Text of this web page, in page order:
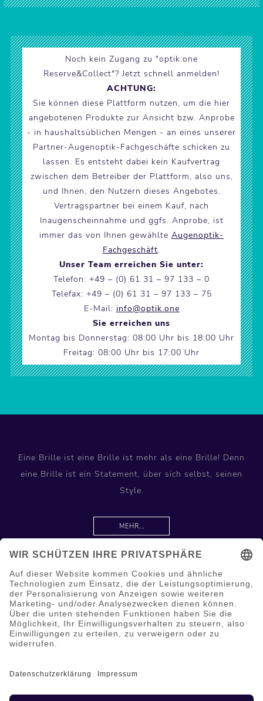
Noch kein Zugang zu "optik.one
Reserve&Collect"? Jetzt schnell anmelden!
ACHTUNG:
Sie können diese Plattform nutzen, um die hier
angebotenen Produkte zur Ansicht bzw. Anprobe
- in haushaltsüblichen Mengen - an eines unserer
Partner-Augenoptik-Fachgeschäfte schicken zu
lassen. Es entsteht dabei kein Kaufvertrag
zwischen dem Betreiber der Plattform, also uns,
und Ihnen, den Nutzern dieses Angebotes.
Vertragspartner bei einem Kauf, nach
Inaugenscheinnahme und ggfs. Anprobe, ist
immer das von Ihnen gewählte Augenoptik-
Fachgeschäft.
Unser Team erreichen Sie unter:
Telefon: +49 – (0) 61 31 – 97 133 – 0
Telefax: +49 – (0) 61 31 – 97 133 – 75
E-Mail: info@optik.one
Sie erreichen uns
Montag bis Donnerstag: 08:00 Uhr bis 18:00 Uhr
Freitag: 08:00 Uhr bis 17:00 Uhr
Eine Brille ist eine Brille ist mehr als eine Brille! Denn
eine Brille ist ein Statement, über sich selbst, seinen
Style.
MEHR...
Information
Hilfe & Service